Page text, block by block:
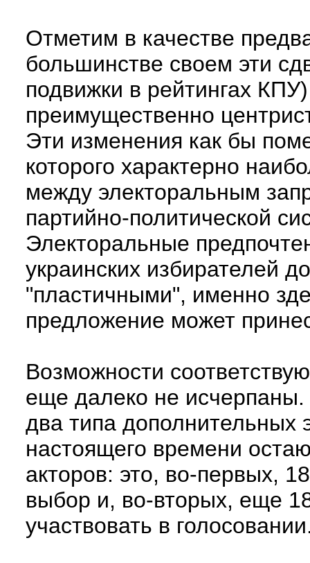
Отметим в качестве
большинстве своем эти
подвижки в рейтингах
преимущественно
Эти изменения как бы
которого характерно
между электоральным
партийно-политической
Электоральные
украинских избирателей
"пластичными", именно
предложение может
Возможности
еще далеко не
два типа дополнительных
настоящего времени
акторов: это, во-первых,
выбор и, во-вторых, еще
участвовать в